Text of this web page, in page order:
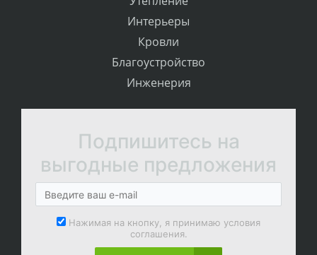
Интерьеры
Кровли
Благоустройство
Инженерия
Подпишитесь на
выгодные предложения
Нажимая на кнопку, я принимаю условия
соглашения.